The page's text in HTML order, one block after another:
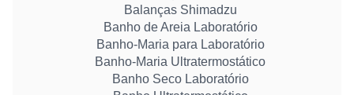
Balanças Shimadzu
Banho de Areia Laboratório
Banho-Maria para Laboratório
Banho-Maria Ultratermostático
Banho Seco Laboratório